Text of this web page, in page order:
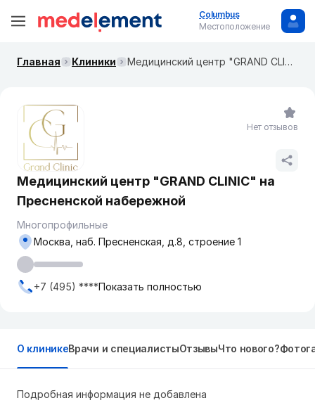
Columbus
Местоположение
Главная Клиники Медицинский центр "GRAND CLINIC" на ​Пресненской набережной
Медицинский центр "GRAND CLINIC" на ​
Пресненской набережной
Многопрофильные
Москва, наб. ​Пресненская, д.8, строение 1
+7 (495) ****Показать полностью
Нет отзывов
О клиникеВрачи и специалистыОтзывыЧто нового?
Подробная информация не добавлена